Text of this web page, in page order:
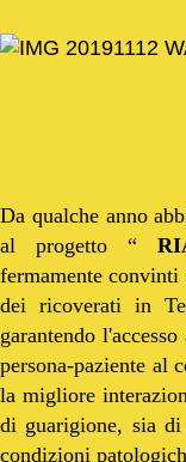
Da qualche anno
al progetto “
fermamente
dei ricoverati in
garantendo
persona-paziente al
la migliore
di guarigione, sia di
condizioni